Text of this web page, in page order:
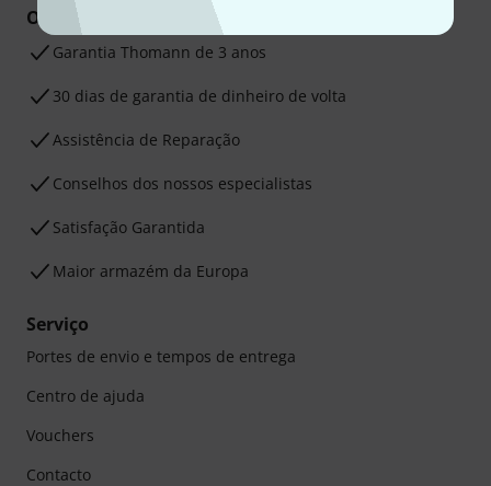
Os seus benefícios
Garantia Thomann de 3 anos
30 dias de garantia de dinheiro de volta
Assistência de Reparação
Conselhos dos nossos especialistas
Satisfação Garantida
Maior armazém da Europa
Serviço
Portes de envio e tempos de entrega
Centro de ajuda
Vouchers
Contacto